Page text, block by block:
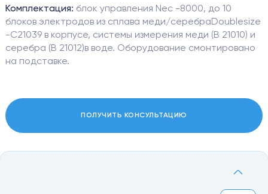
управлением посредством удобного сенсорного
дисплея. Сенсорный дисплей панели управления
удобен в использовании и имеет дополнительные
функции выбора языка и протоколирования.
Опционально предлагается управление системами
Комплектация: блок управления Nec -8000, до 10
блоков электродов из сплава меди/серебраDoublesize
-C21039 в корпусе, системы измерения меди (В 21010) и
серебра (В 21012)в воде. Оборудование смонтировано
на подставке.
ПОЛУЧИТЬ КОНСУЛЬТАЦИЮ
РАССЧИТАТЬ
Я согласен с политикой конфиденциальности
ВЫЗВАТЬ МАСТЕРА
Я согласен с политикой конфиденциальности